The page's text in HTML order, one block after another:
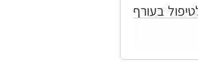
בעורף
משרד